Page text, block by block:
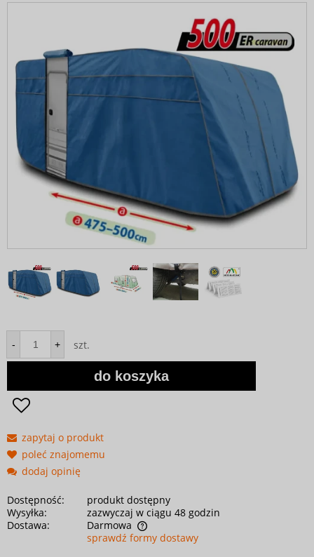
- + szt.
do koszyka
zapytaj o produkt
poleć znajomemu
dodaj opinię
Dostępność:
produkt dostępny
Wysyłka:
zazwyczaj w ciągu 48 godzin
Dostawa:
Darmowa
sprawdź formy dostawy